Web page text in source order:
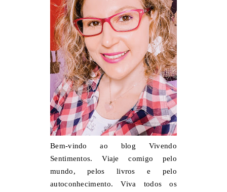
Bem-vindo ao blog Vivendo
Sentimentos. Viaje comigo pelo
mundo, pelos livros e pelo
autoconhecimento. Viva todos os